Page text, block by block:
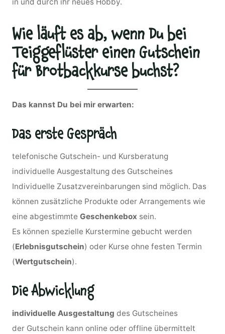
Wie läuft es ab, wenn Du bei
Teiggeflüster einen Gutschein
für Brotbackkurse buchst?
Das kannst Du bei mir erwarten:
Das erste Gespräch
telefonische Gutschein- und Kursberatung
individuelle Ausgestaltung des Gutscheines
Individuelle Zusatzvereinbarungen sind möglich. Das
können zusätzliche Produkte oder Arrangements wie
eine abgestimmteGeschenkebox sein.
Es können spezielle Kurstermine gebucht werden
(Erlebnisgutschein) oder Kurse ohne festen Termin
(Wertgutschein).
Die Abwicklung
individuelle Ausgestaltung des Gutscheines
der Gutschein kann online oder offline übermittelt